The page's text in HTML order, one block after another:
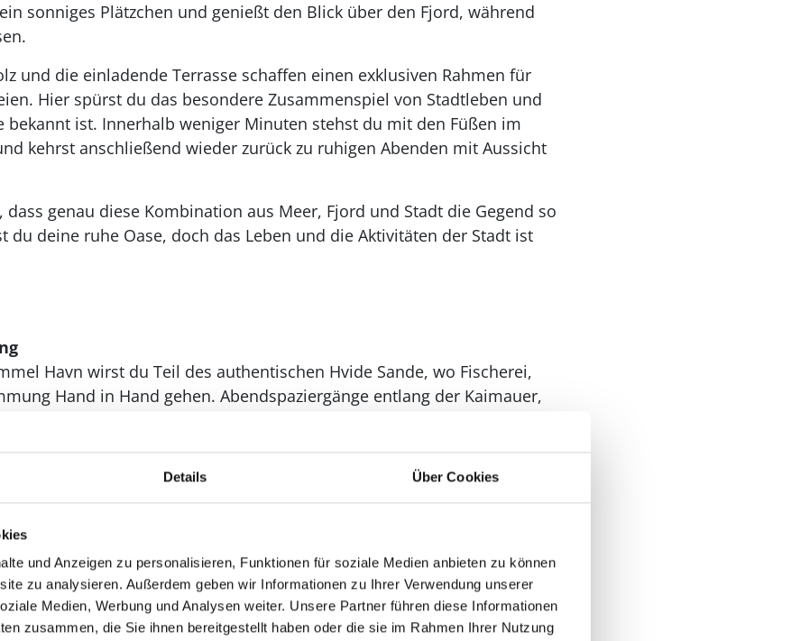
Details Über Cookies
und Anzeigen zu personalisieren, Funktionen für soziale Medien anbieten zu können
zu analysieren. Außerdem geben wir Informationen zu Ihrer Verwendung unserer
Medien, Werbung und Analysen weiter. Unsere Partner führen diese Informationen
zusammen, die Sie ihnen bereitgestellt haben oder die sie im Rahmen Ihrer Nutzung
sonniges Plätzchen und genießt den Blick über den Fjord, während
und die einladende Terrasse schaffen einen exklusiven Rahmen für
Hier spürst du das besondere Zusammenspiel von Stadtleben und
bekannt ist. Innerhalb weniger Minuten stehst du mit den Füßen im
kehrst anschließend wieder zurück zu ruhigen Abenden mit Aussicht
genau diese Kombination aus Meer, Fjord und Stadt die Gegend so
du deine ruhe Oase, doch das Leben und die Aktivitäten der Stadt ist
Havn wirst du Teil des authentischen Hvide Sande, wo Fischerei,
Hand in Hand gehen. Abendspaziergänge entlang der Kaimauer,
Sande empfehlen dir besonders einen Besuch an den Schleusen, wo
und sich Einheimische und Urlauber versammeln, um das
beobachten.
die Kabelbahn mit Wasserskianlage und beliebte Surfspots
laden die breiten Sandstrände der Nordsee zum Wanderspazieren